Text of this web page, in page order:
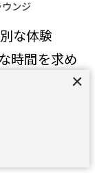
ンジ
な体験
時間を求め
サービ
て選りす
らこそで
。